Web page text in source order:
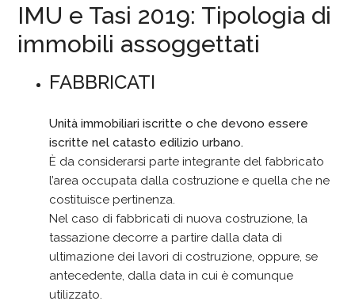
IMU e Tasi 2019: Tipologia di
immobili assoggettati
FABBRICATI
Unità immobiliari iscritte o che devono essere
iscritte nel catasto edilizio urbano.
È da considerarsi parte integrante del fabbricato
l’area occupata dalla costruzione e quella che ne
costituisce pertinenza.
Nel caso di fabbricati di nuova costruzione, la
tassazione decorre a partire dalla data di
ultimazione dei lavori di costruzione, oppure, se
antecedente, dalla data in cui è comunque
utilizzato.